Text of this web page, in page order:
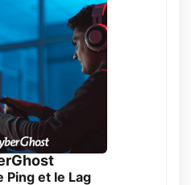
Ping et le Lag